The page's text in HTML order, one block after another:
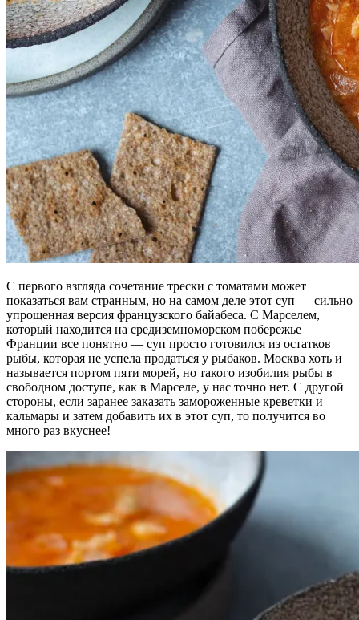
С первого взгляда сочетание трески с томатами может
показаться вам странным, но на самом деле этот суп — сильно
упрощенная версия французского байабеса. С Марселем,
который находится на средиземноморском побережье
Франции все понятно — суп просто готовился из остатков
рыбы, которая не успела продаться у рыбаков. Москва хоть и
называется портом пяти морей, но такого изобилия рыбы в
свободном доступе, как в Марселе, у нас точно нет. С другой
стороны, если заранее заказать замороженные креветки и
кальмары и затем добавить их в этот суп, то получится во
много раз вкуснее!